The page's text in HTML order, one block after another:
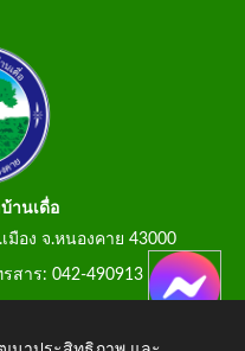
านเดื่อ
มือง จ.หนองคาย 43000
สาร: 042-490913